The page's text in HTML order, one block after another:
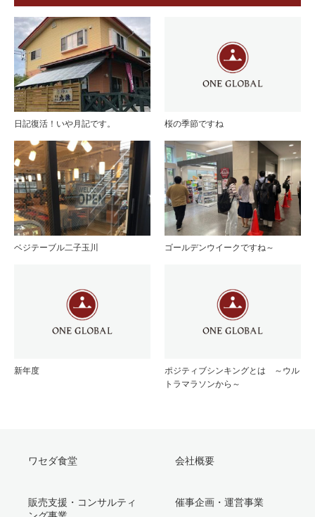
日記復活！いや月記です。 桜の季節ですね
ベジテーブル二子玉川 ゴールデンウイークですね～
新年度
ポジティブシンキングとは ～ウル
トラマラソンから～
ワセダ食堂 会社概要
販売支援・コンサルティ
催事企画・運営事業